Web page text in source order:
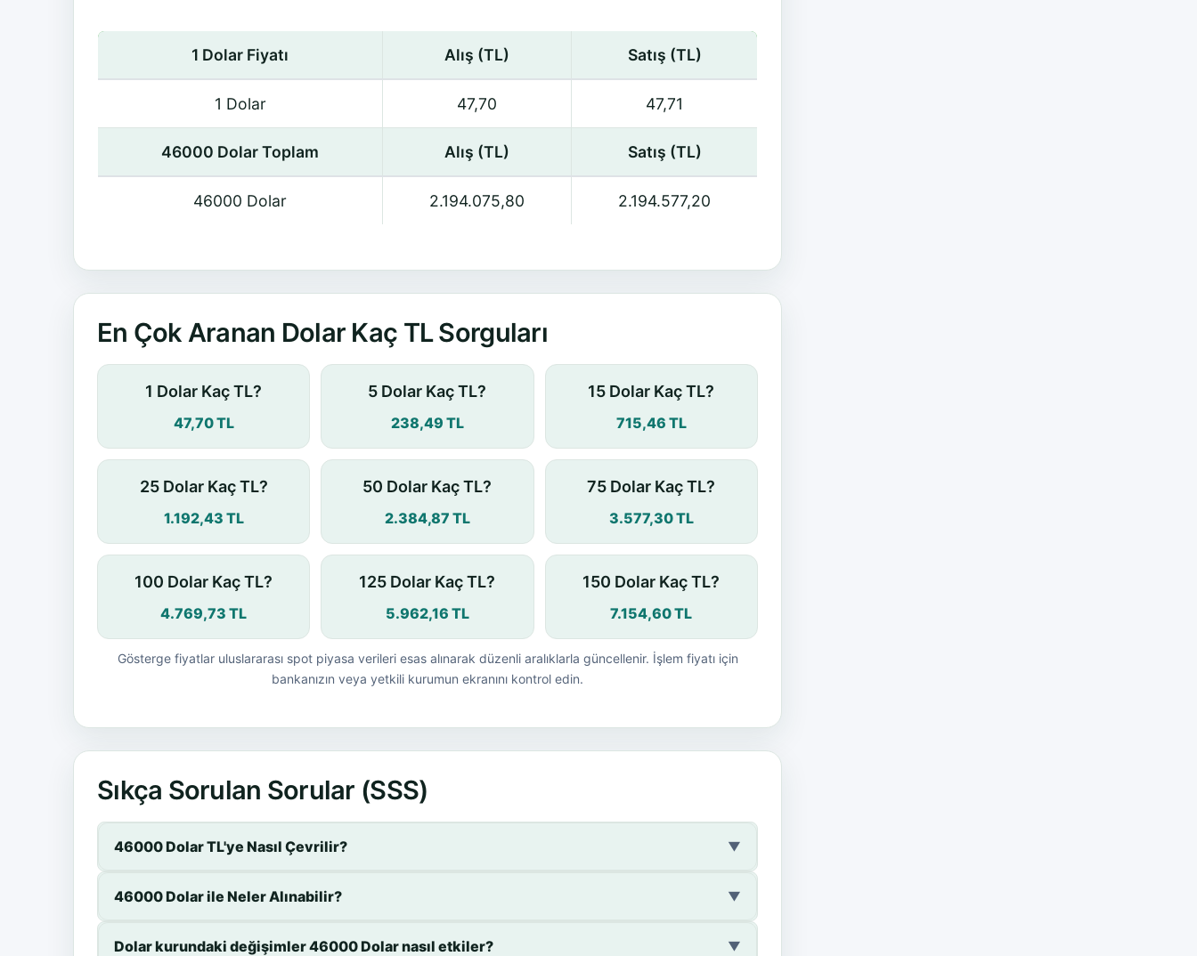
1 Dolar Fiyatı Alış (TL) Satış (TL)
1 Dolar 47,70 47,71
46000 Dolar Toplam Alış (TL) Satış (TL)
46000 Dolar 2.194.075,80 2.194.577,20
En Çok Aranan Dolar Kaç TL Sorguları
1 Dolar Kaç TL?
47,70 TL
5 Dolar Kaç TL?
238,49 TL
15 Dolar Kaç TL?
715,46 TL
25 Dolar Kaç TL?
1.192,43 TL
50 Dolar Kaç TL?
2.384,87 TL
75 Dolar Kaç TL?
3.577,30 TL
100 Dolar Kaç TL?
4.769,73 TL
125 Dolar Kaç TL?
5.962,16 TL
150 Dolar Kaç TL?
7.154,60 TL
Gösterge fiyatlar uluslararası spot piyasa verileri esas alınarak düzenli aralıklarla güncellenir. İşlem fiyatı için
bankanızın veya yetkili kurumun ekranını kontrol edin.
Sıkça Sorulan Sorular (SSS)
46000 Dolar TL'ye Nasıl Çevrilir? ▼
46000 Dolar ile Neler Alınabilir? ▼
Dolar kurundaki değişimler 46000 Dolar nasıl etkiler? ▼